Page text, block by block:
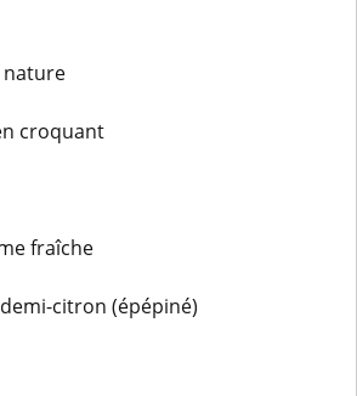
nature
croquant
fraîche
demi-citron (épépiné)